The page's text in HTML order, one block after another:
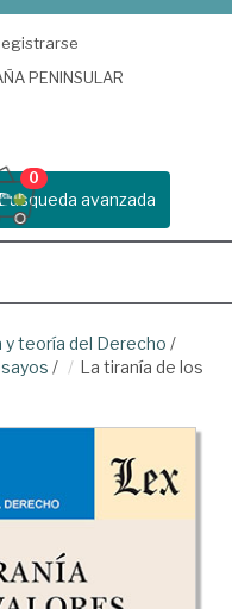
PENINSULAR
avanzada
0
y teoría del Derecho /
/
La tiranía de los